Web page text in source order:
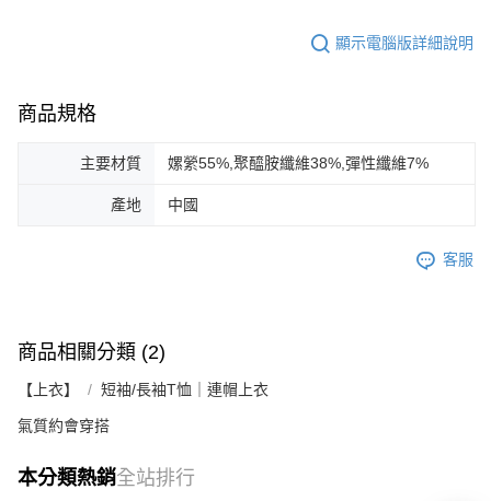
顯示電腦版詳細說明
商品規格
主要材質 嫘縈55%,聚醯胺纖維38%,彈性纖維7%
產地 中國
客服
商品相關分類 (2)
【上衣】 短袖/長袖T恤｜連帽上衣
氣質約會穿搭
本分類熱銷全站排行